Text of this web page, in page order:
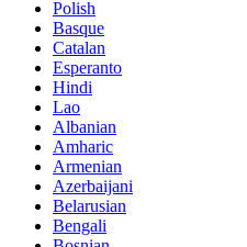
Polish
Basque
Catalan
Esperanto
Hindi
Lao
Albanian
Amharic
Armenian
Azerbaijani
Belarusian
Bengali